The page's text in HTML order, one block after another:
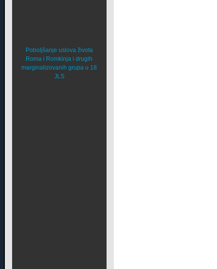
Poboljšanje uslova života
Roma i Romkinja i drugih
marginalizovanih grupa u 18
JLS